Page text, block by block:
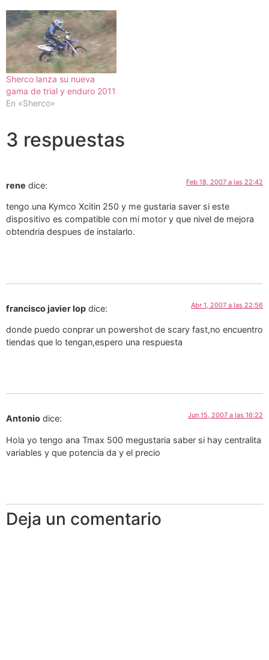
Sherco lanza su nueva
gama de trial y enduro 2011
En «Sherco»
3 respuestas
rene dice: Feb 18, 2007 a las 22:42
tengo una Kymco Xcitin 250 y me gustaria saver si este
dispositivo es compatible con mi motor y que nivel de mejora
obtendria despues de instalarlo.
francisco javier lop dice: Abr 1, 2007 a las 22:56
donde puedo conprar un powershot de scary fast,no encuentro
tiendas que lo tengan,espero una respuesta
Antonio dice: Jun 15, 2007 a las 16:22
Hola yo tengo ana Tmax 500 megustaria saber si hay centralita
variables y que potencia da y el precio
Deja un comentario